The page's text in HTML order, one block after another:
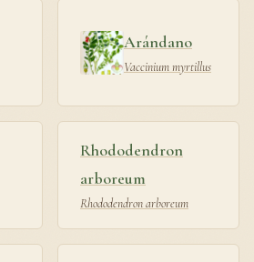
Arándano
Vaccinium myrtillus
Rhododendron
arboreum
Rhododendron arboreum